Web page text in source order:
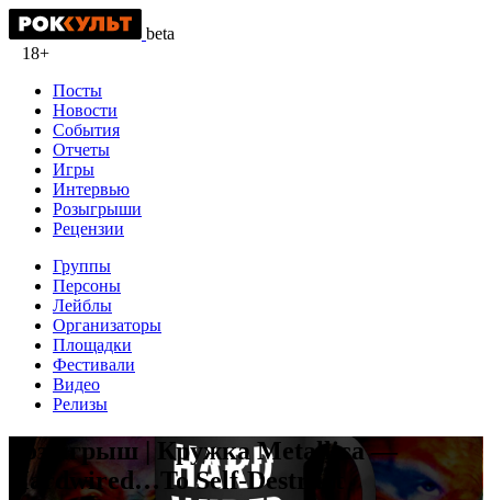
beta
18+
Посты
Новости
События
Отчеты
Игры
Интервью
Розыгрыши
Рецензии
Группы
Персоны
Лейблы
Организаторы
Площадки
Фестивали
Видео
Релизы
Розыгрыш | Кружка Metallica —
Hardwired…To Self-Destruct